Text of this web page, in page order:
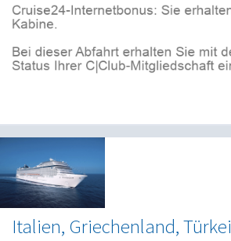
Italien, Griechenland, Türkei